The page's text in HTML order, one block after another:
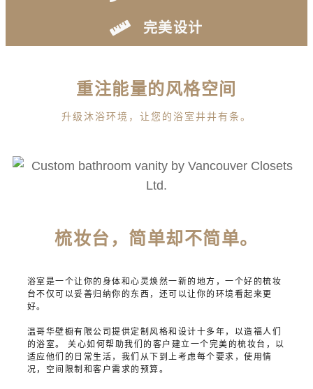
完美设计
重注能量的风格空间
升级沐浴环境，让您的浴室井井有条。
梳妆台，简单却不简单。
浴室是一个让你的身体和心灵焕然一新的地方，一个好的梳妆
台不仅可以妥善归纳你的东西，还可以让你的环境看起来更
好。
温哥华壁橱有限公司提供定制风格和设计十多年，以造福人们
的浴室。 关心如何帮助我们的客户建立一个完美的梳妆台，以
适应他们的日常生活，我们从下到上考虑每个要求，使用情
况，空间限制和客户需求的预算。